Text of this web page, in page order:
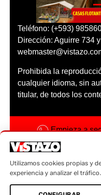
Teléfono: (+593)
Dirección: Aguirre 734
Prohibida la
cualquier idioma, sin
titular, de todos los
Empieza a
Código ética
Sugerencias
Utilizamos cookies propias y
experiencia y analizar el tráfico.